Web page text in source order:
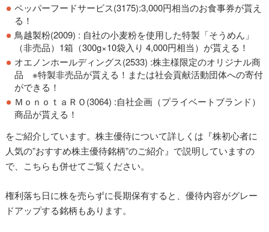
ペッパーフードサービス(3175):3,000円相当のお食事券が貰え
る！
鳥越製粉(2009) : 自社の小麦粉を使用した特製「そうめん」
（非売品）1箱（300g×10袋入り 4,000円相当） が貰える！
オエノンホールディングス(2533) :株主様限定のオリジナル商
品 ※特製非売品が貰える！または社会貢献活動団体への寄付
ができる！
ＭｏｎｏｔａＲＯ(3064) :自社企画（プライベートブランド）
商品が貰える！
をご紹介しています。株主優待について詳しくは『株初心者に
人気の”おすすめ株主優待銘柄”のご紹介』で説明していますの
で、こちらも併せてご覧ください。
権利落ち日に株を売らずに長期保有すると、優待内容がグレー
ドアップする銘柄もあります。